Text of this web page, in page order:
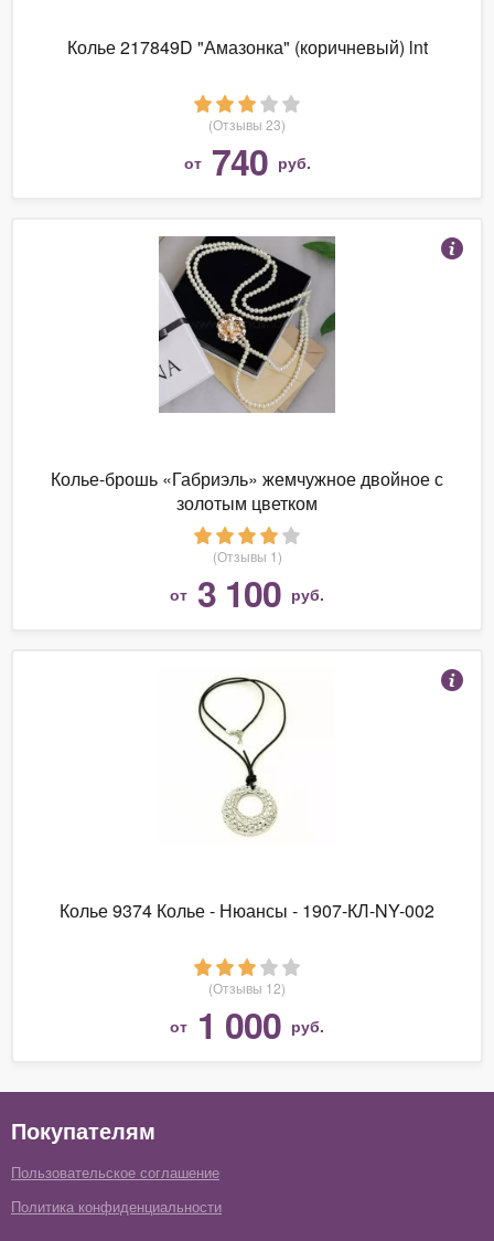
Колье 217849D "Амазонка" (коричневый) lnt
(Отзывы 23)
от 740 руб.
Колье-брошь «Габриэль» жемчужное двойное с
золотым цветком
(Отзывы 1)
от 3 100 руб.
Колье 9374 Колье - Нюансы - 1907-КЛ-NY-002
(Отзывы 12)
от 1 000 руб.
Покупателям
Пользовательское соглашение
Политика конфиденциальности